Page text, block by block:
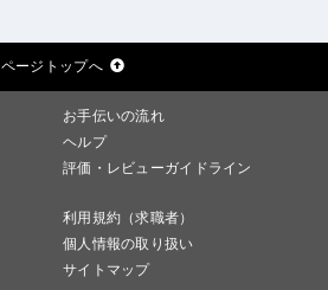
ページトップへ
お手伝いの流れ
ヘルプ
評価・レビューガイドライン
利用規約（求職者）
個人情報の取り扱い
サイトマップ